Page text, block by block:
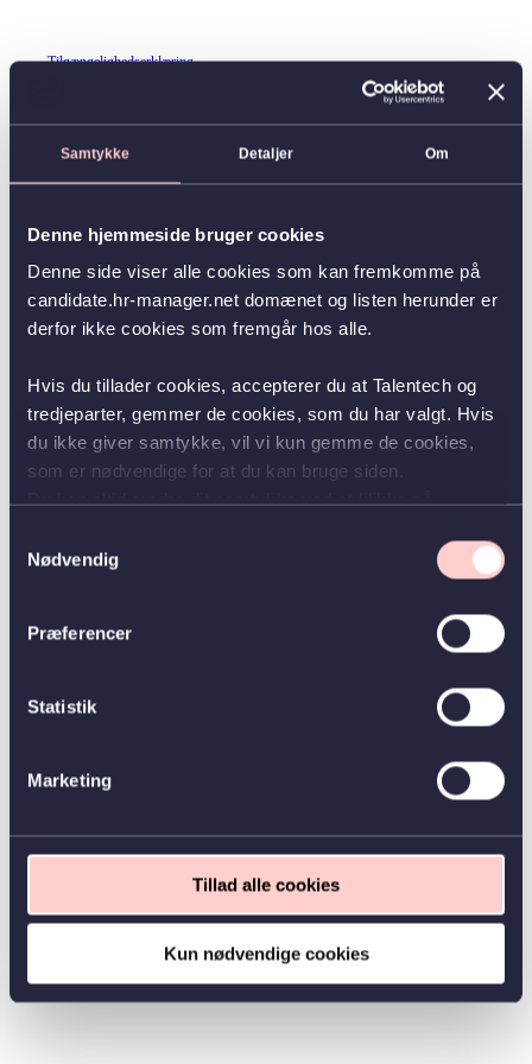
Samtykke Detaljer Om
Denne hjemmeside bruger cookies
Denne side viser alle cookies som kan fremkomme på
candidate.hr-manager.net domænet og listen herunder er
derfor ikke cookies som fremgår hos alle.
Hvis du tillader cookies, accepterer du at Talentech og
tredjeparter, gemmer de cookies, som du har valgt. Hvis
du ikke giver samtykke, vil vi kun gemme de cookies,
som er nødvendige for at du kan bruge siden.
Nødvendig
Præferencer
Statistik
Marketing
Tillad alle cookies
Kun nødvendige cookies
Tilgængelighedserklæring